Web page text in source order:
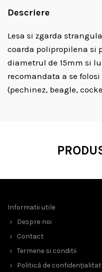
Descriere
Lesa si zgarda
coarda polipropilena si
diametrul de 15mm si
recomandata a se
(pechinez, beagle,
Informatii utile
Despre noi
Contact
Termene si conditii
Politică de